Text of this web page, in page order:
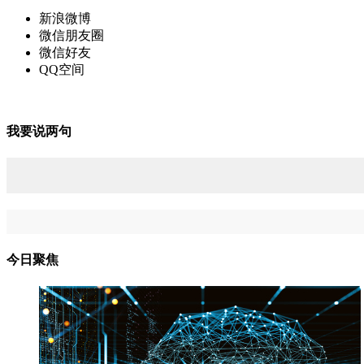
新浪微博
微信朋友圈
微信好友
QQ空间
我要说两句
今日聚焦